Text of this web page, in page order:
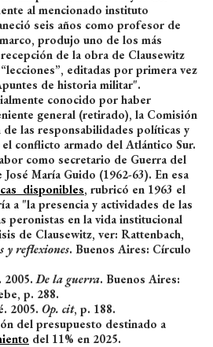
al mencionado instituto
seis años como profesor de
produjo uno de los más
de la obra de Clausewitz
editadas por primera vez
de historia militar".
conocido por haber
general (retirado), la Comisión
de las responsabilidades políticas y
conflicto armado del Atlántico Sur.
como secretario de Guerra del
María Guido (1962-63). En esa
disponibles, rubricó en 1963 el
a "la presencia y actividades de las
peronistas en la vida institucional
de Clausewitz, ver: Rattenbach,
y reflexiones. Buenos Aires: Círculo
2005.De la guerra. Buenos Aires:
p. 288.
2005. Op. cit, p. 188.
del presupuesto destinado a
del 11% en 2025.